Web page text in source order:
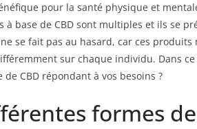
pour la santé physique et
base de CBD sont multiples et ils se
se fait pas au hasard, car ces produits
sur chaque individu. Dans ce
CBD répondant à vos besoins ?
formes